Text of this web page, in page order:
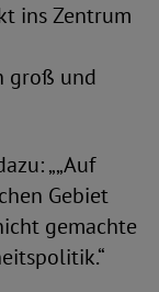
ins Zentrum
groß und
„„Auf
Gebiet
gemachte